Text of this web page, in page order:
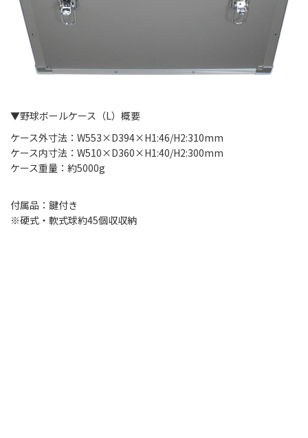
▼野球ボールケース（L）概要
ケース外寸法：W553×D394×H1:46/H2:310mm
ケース内寸法：W510×D360×H1:40/H2:300mm
ケース重量：約5000g
付属品：鍵付き
※硬式・軟式球約45個収収納